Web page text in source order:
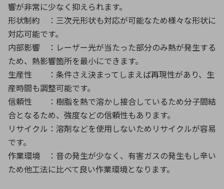
響が非常に少なく抑えられます。
形状制約 ：三次元形状も対応が可能なため様々な形状に
対応可能です。
内部影響 ：レーザー光が当たった部分のみ熱が発生する
ため、熱影響箇所を最小にできます。
生産性 ：条件さえ決まってしまえば再現性があり、生
産時間も調整可能です。
信頼性 ：樹脂を熱で溶かし接合しているため分子間結
合となるため、強度などの信頼性もあります。
リサイクル：溶剤などを使用しないためリサイクルが容易
です。
作業環境 ：音の発生が少なく、有害ガスの発生もし辛い
ため他工法に比べて良い作業環境となります。